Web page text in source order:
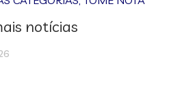
notícias